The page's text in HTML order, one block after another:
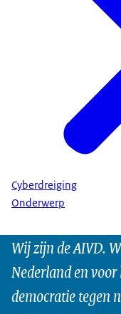
Cyberdreiging
Onderwerp
Wij zijn de AIVD.
Nederland en
democratie tegen